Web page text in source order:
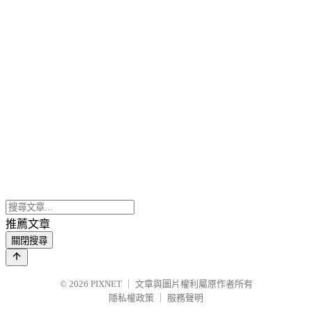
推薦文章
關閉搜尋
© 2026 PIXNET
文章與圖片權利屬原作者所有
隱私權政策
服務聲明